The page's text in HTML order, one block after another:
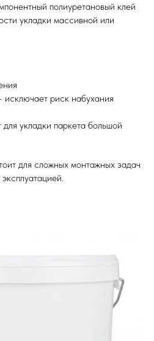
полиуретановый клей
укладки массивной или
риск набухания
укладки паркета большой
для сложных монтажных задач